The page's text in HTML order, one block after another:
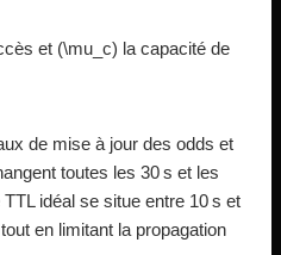
et (\mu_c) la capacité de
de mise à jour des odds et
toutes les 30 s et les
idéal se situe entre 10 s et
en limitant la propagation